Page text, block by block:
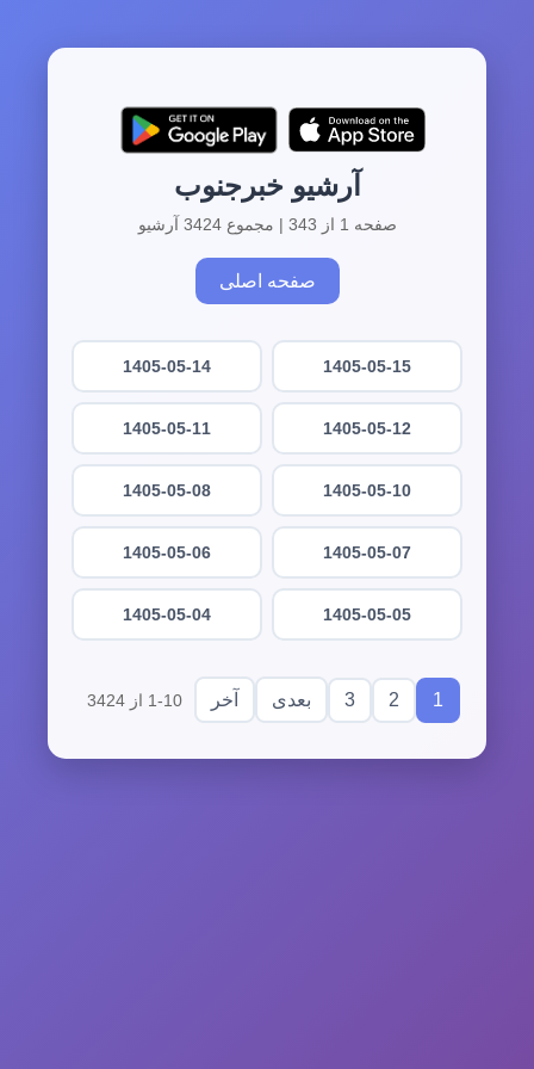
آرشیو خبرجنوب
صفحه 1 از 343 | مجموع 3424 آرشیو
صفحه اصلی
1405-05-15
1405-05-14
1405-05-12
1405-05-11
1405-05-10
1405-05-08
1405-05-07
1405-05-06
1405-05-05
1405-05-04
1
2
3 بعدی آخر 1-10 از 3424